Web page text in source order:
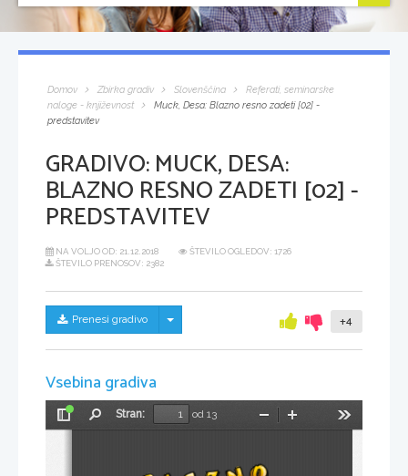
Domov Zbirka gradiv Slovenščina
Referati, seminarske
naloge - književnost
Muck, Desa: Blazno resno zadeti [02] -
predstavitev
GRADIVO:MUCK, DESA:
BLAZNO RESNO ZADETI [02] -
PREDSTAVITEV
NA VOLJO OD: 21.12.2018
ŠTEVILO OGLEDOV: 1726
ŠTEVILO PRENOSOV: 2382
Prenesi gradivo Skrij/prikaži meni +4
Vsebina gradiva
Preklopi
Stran:
od 13
Pomanjšaj